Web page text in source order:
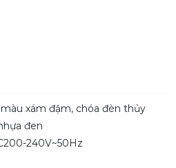
xám đậm, chóa đèn thủy
đen
240V~50Hz